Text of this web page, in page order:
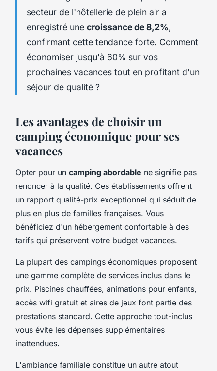
secteur de l'hôtellerie de plein air a
enregistré une croissance de 8,2%,
confirmant cette tendance forte. Comment
économiser jusqu'à 60% sur vos
prochaines vacances tout en profitant d'un
séjour de qualité ?
Les avantages de choisir un
camping économique pour ses
vacances
Opter pour un camping abordable ne signifie pas
renoncer à la qualité. Ces établissements offrent
un rapport qualité-prix exceptionnel qui séduit de
plus en plus de familles françaises. Vous
bénéficiez d'un hébergement confortable à des
tarifs qui préservent votre budget vacances.
La plupart des campings économiques proposent
une gamme complète de services inclus dans le
prix. Piscines chauffées, animations pour enfants,
accès wifi gratuit et aires de jeux font partie des
prestations standard. Cette approche tout-inclus
vous évite les dépenses supplémentaires
inattendues.
L'ambiance familiale constitue un autre atout